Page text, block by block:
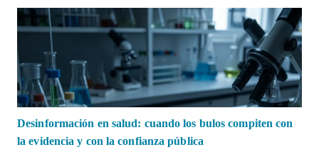
Desinformación en salud: cuando los bulos compiten con
la evidencia y con la confianza pública